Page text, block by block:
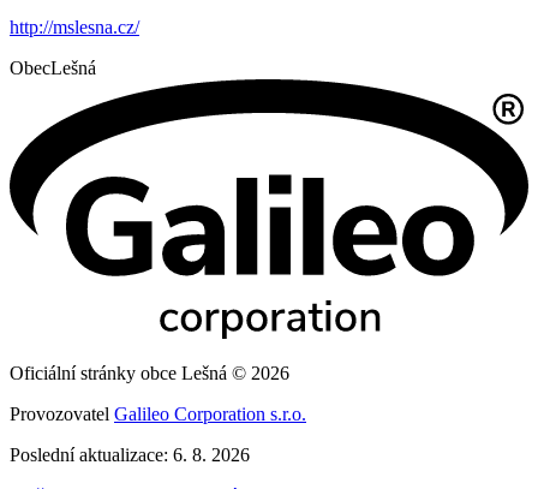
http://mslesna.cz/
ObecLešná
Oficiální stránky obce Lešná © 2026
Provozovatel Galileo Corporation s.r.o.
Poslední aktualizace: 6. 8. 2026